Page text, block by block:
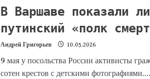
В Варшаве показали
путинский «полк
Андрей Григорьев 10.05.2026
9 мая у посольства России активисты
сотен крестов с детскими фотографиями....